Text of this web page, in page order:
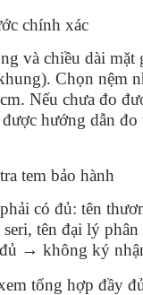
chính xác
và chiều dài mặt
Chọn nệm
Nếu chưa đo
hướng dẫn
tem bảo hành
có đủ: tên
seri, tên đại lý
→ không ký
tổng hợp đầy